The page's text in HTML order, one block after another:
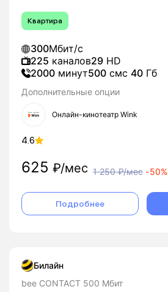
Квартира
300Мбит/с
225 каналов29 HD
2000 минут500 смс 40 Гб
Дополнительные опции
Онлайн-кинотеатр Wink
4.6
625 ₽/мес 1 250₽/мес -50%
Подробнее
Билайн
bee CONTACT 500 Мбит